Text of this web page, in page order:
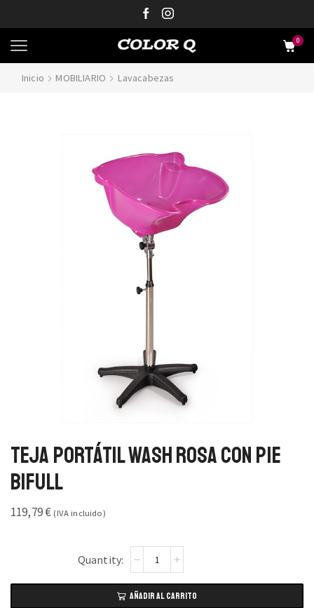
0
Inicio MOBILIARIO Lavacabezas
Teja Portátil Wash Rosa con Pie
Bifull
119,79€ (IVA incluido)
AÑADIR AL CARRITO